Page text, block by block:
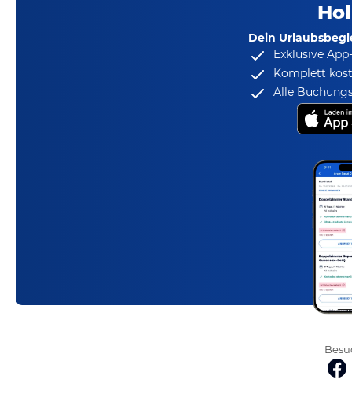
Dein
Exklusive
Komplett
Alle